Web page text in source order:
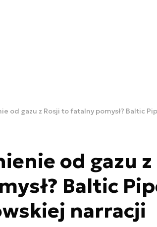
od gazu z Rosji to fatalny pomysł? Baltic
od gazu
Baltic
narracji